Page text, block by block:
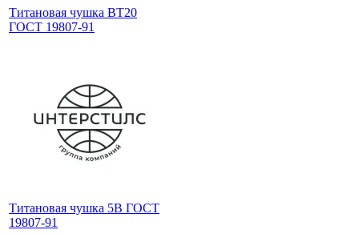
Титановая чушка ВТ20
ГОСТ 19807-91
Титановая чушка 5В ГОСТ
19807-91